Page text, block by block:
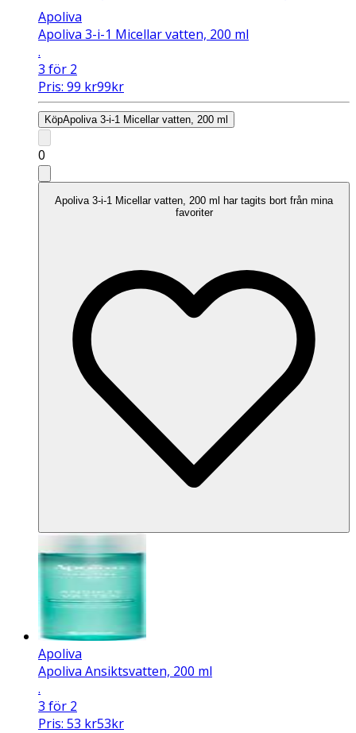
Apoliva
Apoliva 3-i-1 Micellar vatten, 200 ml
.
3 för 2
Pris: 99 kr99kr
KöpApoliva 3-i-1 Micellar vatten, 200 ml
0
Apoliva 3-i-1 Micellar vatten, 200 ml har tagits bort från mina
favoriter
Apoliva
Apoliva Ansiktsvatten, 200 ml
.
3 för 2
Pris: 53 kr53kr